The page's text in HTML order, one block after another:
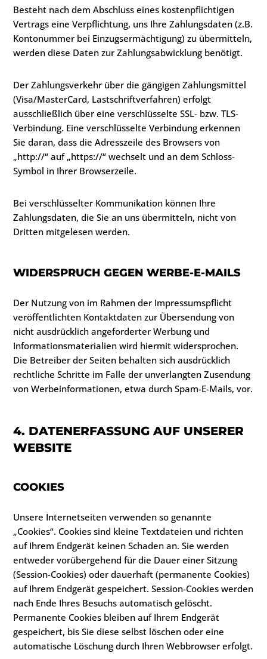
Besteht nach dem Abschluss eines kostenpflichtigen
Vertrags eine Verpflichtung, uns Ihre Zahlungsdaten (z.B.
Kontonummer bei Einzugsermächtigung) zu übermitteln,
werden diese Daten zur Zahlungsabwicklung benötigt.
Der Zahlungsverkehr über die gängigen Zahlungsmittel
(Visa/MasterCard, Lastschriftverfahren) erfolgt
ausschließlich über eine verschlüsselte SSL- bzw. TLS-
Verbindung. Eine verschlüsselte Verbindung erkennen
Sie daran, dass die Adresszeile des Browsers von
„http://“ auf „https://“ wechselt und an dem Schloss-
Symbol in Ihrer Browserzeile.
Bei verschlüsselter Kommunikation können Ihre
Zahlungsdaten, die Sie an uns übermitteln, nicht von
Dritten mitgelesen werden.
WIDERSPRUCH GEGEN WERBE-E-MAILS
Der Nutzung von im Rahmen der Impressumspflicht
veröffentlichten Kontaktdaten zur Übersendung von
nicht ausdrücklich angeforderter Werbung und
Informationsmaterialien wird hiermit widersprochen.
Die Betreiber der Seiten behalten sich ausdrücklich
rechtliche Schritte im Falle der unverlangten Zusendung
von Werbeinformationen, etwa durch Spam-E-Mails, vor.
4. DATENERFASSUNG AUF UNSERER
WEBSITE
COOKIES
Unsere Internetseiten verwenden so genannte
„Cookies“. Cookies sind kleine Textdateien und richten
auf Ihrem Endgerät keinen Schaden an. Sie werden
entweder vorübergehend für die Dauer einer Sitzung
(Session-Cookies) oder dauerhaft (permanente Cookies)
auf Ihrem Endgerät gespeichert. Session-Cookies werden
nach Ende Ihres Besuchs automatisch gelöscht.
Permanente Cookies bleiben auf Ihrem Endgerät
gespeichert, bis Sie diese selbst löschen oder eine
automatische Löschung durch Ihren Webbrowser erfolgt.